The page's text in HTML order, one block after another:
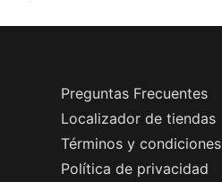
Preguntas Frecuentes
Localizador de tiendas
Términos y condiciones
Política de privacidad